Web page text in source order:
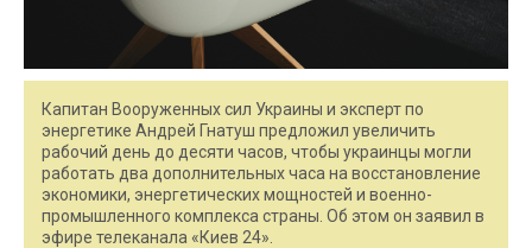
Капитан Вооруженных сил Украины и эксперт по
энергетике Андрей Гнатуш предложил увеличить
рабочий день до десяти часов, чтобы украинцы могли
работать два дополнительных часа на восстановление
экономики, энергетических мощностей и военно-
промышленного комплекса страны. Об этом он заявил в
эфире телеканала «Киев 24».